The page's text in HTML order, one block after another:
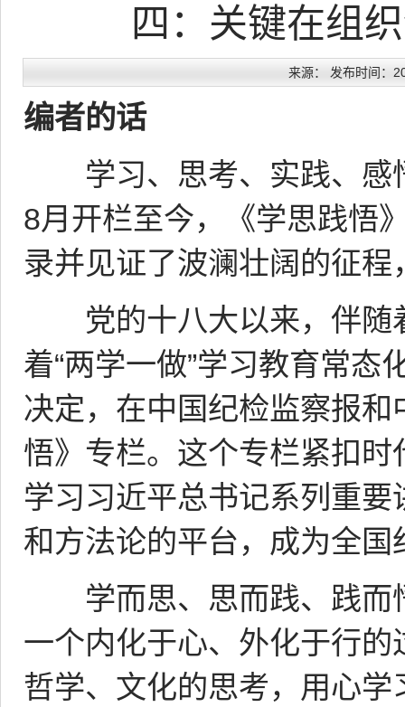
四：关键在组
来源： 发布时间：
编者的话
学习、思考、实践、感
8月开栏至今，《学思践悟
录并见证了波澜壮阔的征
党的十八大以来，伴随
着“两学一做”学习教育常态
决定，在中国纪检监察报
悟》专栏。这个专栏紧扣
学习习近平总书记系列重
和方法论的平台，成为全
学而思、思而践、践而
一个内化于心、外化于行
哲学、文化的思考，用心